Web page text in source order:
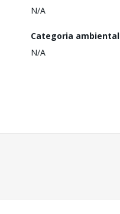
N/A
Categoria ambiental
N/A